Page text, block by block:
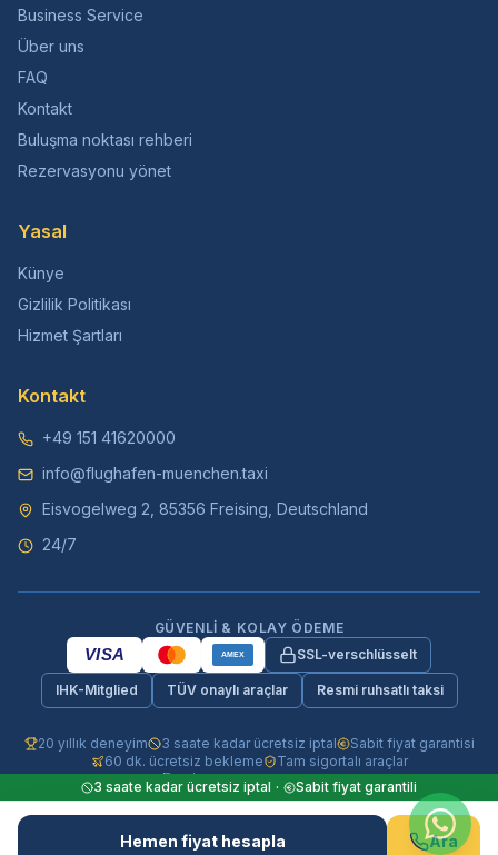
Business Service
Über uns
FAQ
Kontakt
Buluşma noktası rehberi
Rezervasyonu yönet
Yasal
Künye
Gizlilik Politikası
Hizmet Şartları
Kontakt
+49 151 41620000
info@flughafen-muenchen.taxi
Eisvogelweg 2, 85356 Freising, Deutschland
24/7
GÜVENLI & KOLAY ÖDEME
VISA AMEX SSL-verschlüsselt
IHK-Mitglied TÜV onaylı araçlar Resmi ruhsatlı taksi
20 yıllık deneyim 3 saate kadar ücretsiz iptal
Sabit fiyat garantisi
60 dk. ücretsiz bekleme
Tam sigortalı araçlar
24/7 telefon & WhatsApp
© 2026 Flughafen-Muenchen.TAXI. Tüm hakları saklıdır.
3 saate kadar ücretsiz iptal · Sabit fiyat garantili
Hemen fiyat hesapla Ara